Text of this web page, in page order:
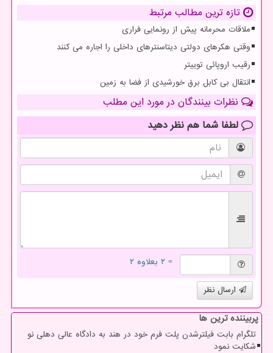
تازه ترین مطالب مرتبط
ملاقات محرمانه پیش از رونمایی فراری
وقتی هکرهای دولتی دیتاسنترهای داخلی را اجاره می کنند
رقیب اروپائی توییتر
انتقال بی کابل برق خورشیدی از فضا به زمین
نظرات بینندگان در مورد این مطلب
لطفا شما هم نظر دهید
= ۲ بعلاوه ۲
ارسال نظر
پربیننده ترین ها
تلگرام بابت فیلترشدن پلت فرم خود در هند به دادگاه عالی دهلی نو
شکایت نمود